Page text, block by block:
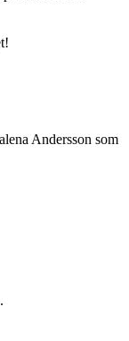
Andersson som